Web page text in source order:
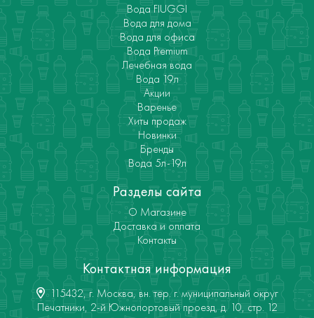
Вода FIUGGI
Вода для дома
Вода для офиса
Вода Premium
Лечебная вода
Вода 19л
Акции
Варенье
Хиты продаж
Новинки
Бренды
Вода 5л-19л
Разделы сайта
О Магазине
Доставка и оплата
Контакты
Контактная информация
115432, г. Москва, вн. тер. г. муниципальный округ
Печатники, 2-й Южнопортовый проезд, д. 10, стр. 12